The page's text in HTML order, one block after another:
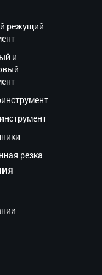
режущий
и
резка